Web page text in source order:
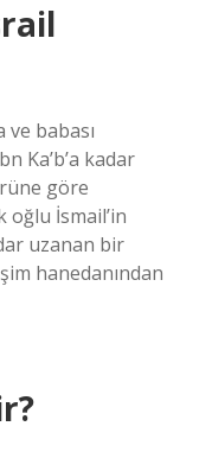
ve babası
Ka’b’a kadar
göre
oğlu İsmail’in
uzanan bir
hanedanından